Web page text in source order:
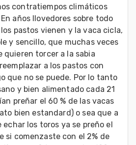
contratiempos climáticos
años llovedores sobre todo
pastos vienen y la vaca cicla,
y sencillo, que muchas veces
quieren torcer a la sabia
a los pastos con
que no se puede. Por lo tanto
y bien alimentado cada 21
preñar el 60 % de las vacas
bien estandard) o sea que a
echar los toros ya se preño el
si comenzaste con el 2% de